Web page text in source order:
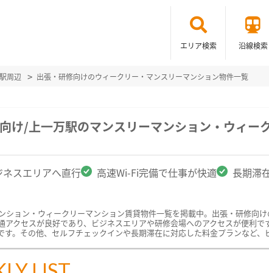
エリア検索 沿線検索
周辺 出張・研修向けのウィークリー・マンスリーマンション物件一覧
け/上一万駅のマンスリーマンション・ウィー
スエリアへ直行 高速Wi-Fi完備で仕事が快適 長期滞
ション・ウィークリーマンション賃貸物件一覧を掲載中。出張・研修
クセスが良好であり、ビジネスエリアや研修会場へのアクセスが便利
。その他、セルフチェックインや長期滞在に対応した料金プランなど